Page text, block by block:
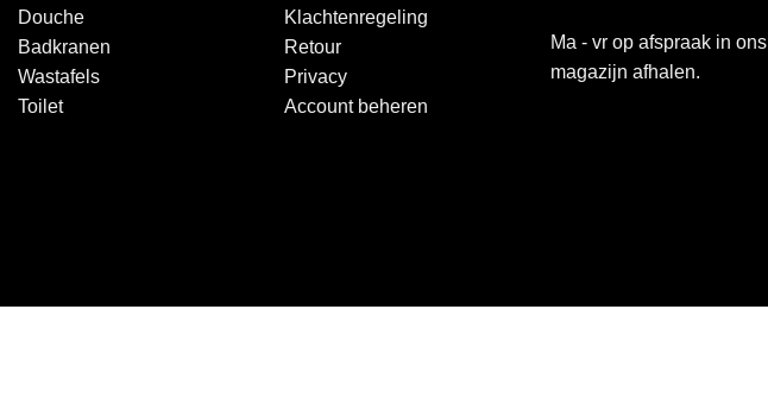
Douche
Badkranen
Wastafels
Toilet
Klachtenregeling
Retour
Privacy
Account beheren
Ma - vr op afspraak in ons
magazijn afhalen.